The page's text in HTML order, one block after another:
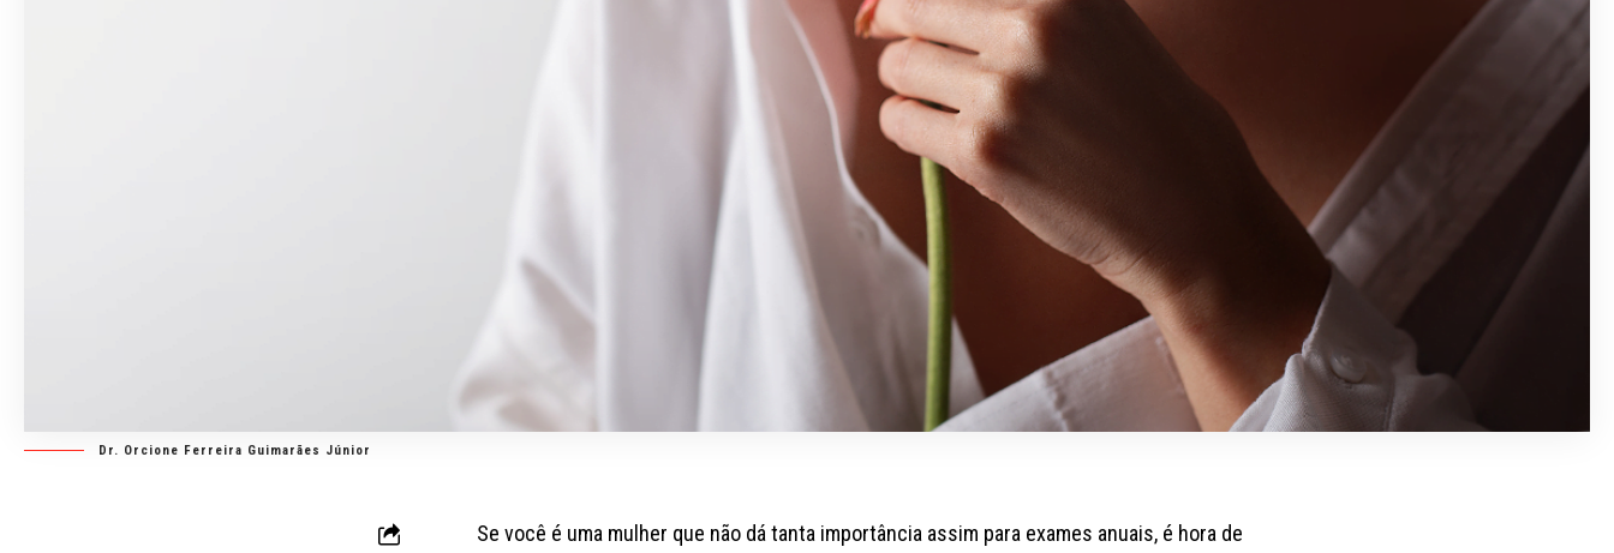
Dr. Orcione Ferreira Guimarães Júnior
Se você é uma mulher que não dá tanta importância assim para exames anuais, é hora de